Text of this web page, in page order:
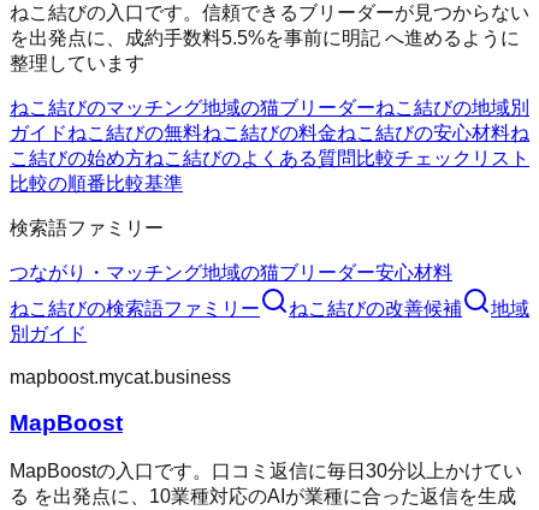
ねこ結びの入口です。信頼できるブリーダーが見つからない
を出発点に、成約手数料5.5%を事前に明記 へ進めるように
整理しています
ねこ結びのマッチング地域の猫ブリーダーねこ結びの地域別
ガイドねこ結びの無料ねこ結びの料金ねこ結びの安心材料ね
こ結びの始め方ねこ結びのよくある質問 比較チェックリスト
比較の順番比較基準
検索語ファミリー
つながり・マッチング地域の猫ブリーダー安心材料
ねこ結びの検索語ファミリー ねこ結びの改善候補
地域
別ガイド
mapboost.mycat.business
MapBoost
MapBoostの入口です。口コミ返信に毎日30分以上かけてい
る を出発点に、10業種対応のAIが業種に合った返信を生成